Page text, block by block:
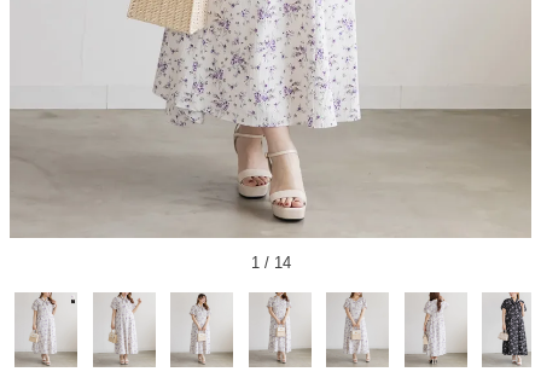
1/ 14